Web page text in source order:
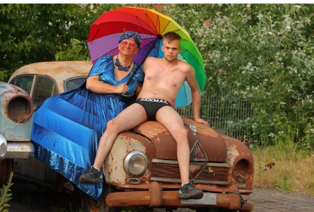
1
gehen
2
gehen
3
gehen
4
gehen